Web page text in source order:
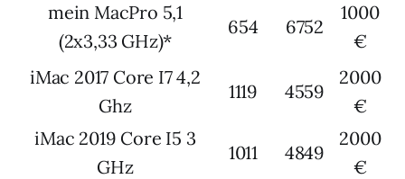
mein MacPro 5,1
(2x3,33 GHz)*
654 6752
1000
€
iMac 2017 Core I7 4,2
Ghz
1119 4559
2000
€
iMac 2019 Core I5 3
GHz
1011 4849
2000
€